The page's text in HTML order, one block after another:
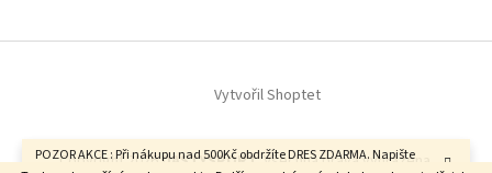
POZOR AKCE : Při nákupu nad 500Kč obdržíte DRES ZDARMA. Napište
Vytvořil Shoptet
Copyright 2026DASTYSPORT. Všechna práva vyhrazena.